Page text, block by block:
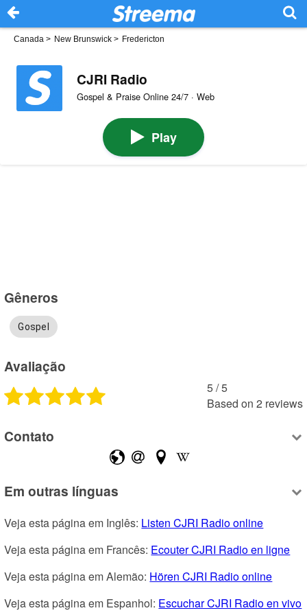
Canada > New Brunswick > Fredericton
CJRI Radio
Gospel & Praise Online 24/7 · Web
Play
Gêneros
Gospel
Avaliação
5 /5
Based on 2 reviews
Contato
Em outras línguas
Veja esta página em Inglês: Listen CJRI Radio online
Veja esta página em Francês: Ecouter CJRI Radio en ligne
Veja esta página em Alemão: Hören CJRI Radio online
Veja esta página em Espanhol: Escuchar CJRI Radio en vivo